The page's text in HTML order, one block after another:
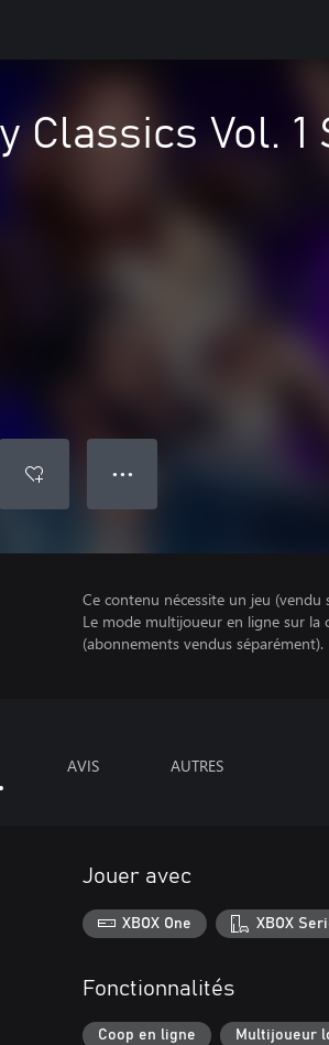
Classics Vol. 1
● ● ●
Ce contenu nécessite un jeu (vendu
Le mode multijoueur en ligne sur la
(abonnements vendus séparément).
AVIS AUTRES
Jouer avec
XBOX One XBOX
Fonctionnalités
Coop en ligne Multijoueur